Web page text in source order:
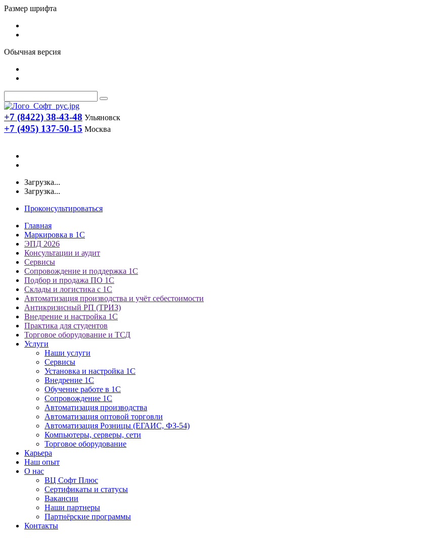
Размер шрифта
Обычная версия
+7 (8422) 38-43-48 Ульяновск
+7 (495) 137-50-15 Москва
Загрузка...
Загрузка...
Проконсультироваться
Главная
Маркировка в 1С
ЭПД 2026
Консультации и аудит
Сервисы
Сопровождение и поддержка 1С
Подбор и продажа ПО 1С
Склады и логистика с 1С
Автоматизация производства и учёт себестоимости
Антикризисный РП (ТРИЗ)
Внедрение и настройка 1С
Практика для студентов
Торговое оборудование и ТСД
Услуги
Наши услуги
Сервисы
Установка и настройка 1С
Внедрение 1С
Обучение работе в 1С
Сопровождение 1С
Автоматизация производства
Автоматизация оптовой торговли
Автоматизация Розницы (ЕГАИС, ФЗ-54)
Компьютеры, серверы, сети
Торговое оборудование
Карьера
Наш опыт
О нас
ВЦ Софт Плюс
Сертификаты и статусы
Вакансии
Наши партнеры
Партнёрские программы
Контакты